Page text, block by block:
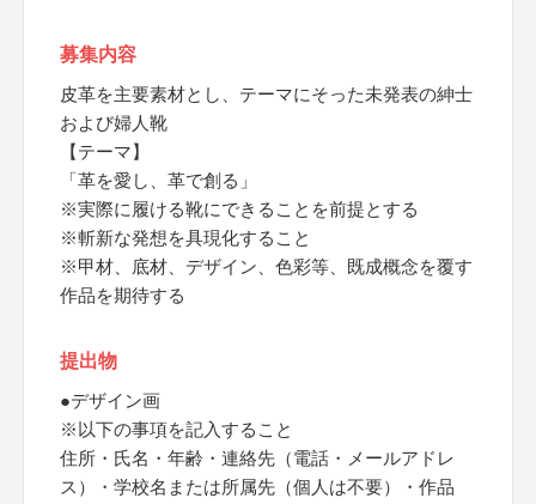
募集内容
皮革を主要素材とし、テーマにそった未発表の紳士
および婦人靴
【テーマ】
「革を愛し、革で創る」
※実際に履ける靴にできることを前提とする
※斬新な発想を具現化すること
※甲材、底材、デザイン、色彩等、既成概念を覆す
作品を期待する
提出物
●デザイン画
※以下の事項を記入すること
住所・氏名・年齢・連絡先（電話・メールアドレ
ス）・学校名または所属先（個人は不要）・作品